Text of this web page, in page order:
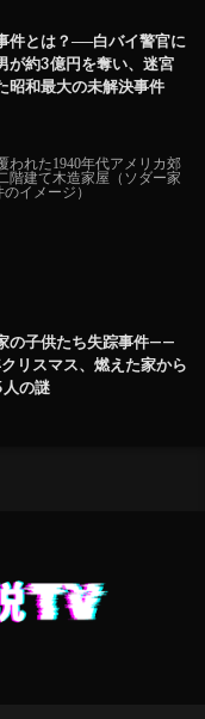
件とは？──白バイ警官に
が約3億円を奪い、迷宮
昭和最大の未解決事件
の子供たち失踪事件——
リスマス、燃えた家から
の謎